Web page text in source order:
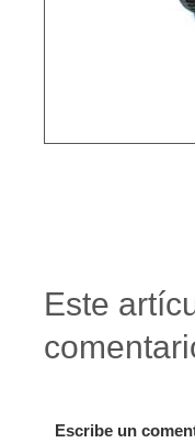
Este
Escribe un